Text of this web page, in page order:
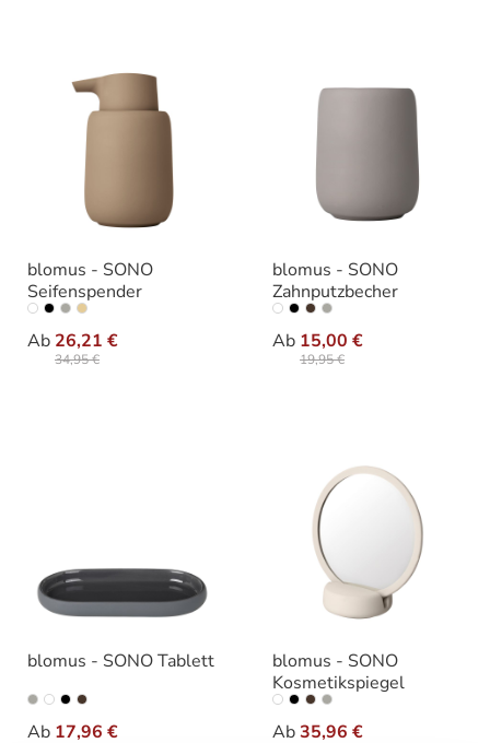
blomus - SONO
Seifenspender
Ab 26,21 €
34,95 €
Varianten
blomus - SONO
Zahnputzbecher
Ab 15,00 €
19,95 €
Varianten
blomus - SONO Tablett
Ab 17,96 €
Varianten
blomus - SONO
Kosmetikspiegel
Ab35,96 €
Varianten